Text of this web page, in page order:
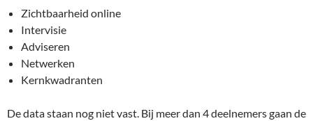
Zichtbaarheid online
Intervisie
Adviseren
Netwerken
Kernkwadranten
De data staan nog niet vast. Bij meer dan 4 deelnemers gaan de